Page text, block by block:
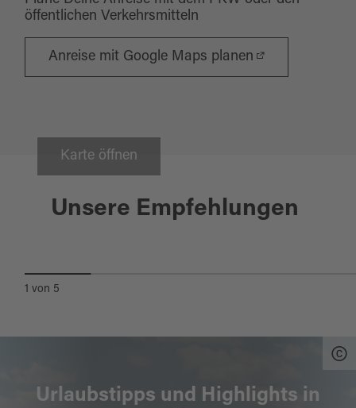
öffentlichen Verkehrsmitteln
Anreise mit Google Maps planen
Karte öffnen
Unsere Empfehlungen
Trausnitz
1 von 5
Urlaubstipps und Highlights in